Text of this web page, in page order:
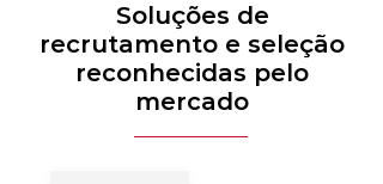
Soluções de
recrutamento e seleção
reconhecidas pelo
mercado